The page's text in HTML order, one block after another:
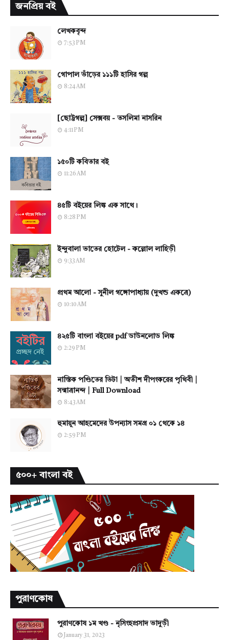
জনপ্রিয় বই
লেখকবৃন্দ
7:53 PM
গোপাল ভাঁড়ের ১১১টি হাসির গল্প
8:24 AM
[ছোট্টগল্প] সেক্সবয় - তসলিমা নাসরিন
4:11 PM
১৫০টি কবিতার বই
11:26 AM
৪৫টি বইয়ের লিঙ্ক এক সাথে।
8:28 PM
ইন্দুবালা ভাতের হোটেল - কল্লোল লাহিড়ী
9:33 AM
প্রথম আলো - সুনীল গঙ্গোপাধ্যায় (দুখন্ড একত্রে)
10:10 AM
৪২৫টি বাংলা বইয়ের pdf ডাউনলোড লিঙ্ক
2:29 PM
নাস্তিক পণ্ডিতের ভিটা | অতীশ দীপংকরের পৃথিবী |
সন্মাত্রানন্দ | Full Download
8:43 AM
হুমায়ূন আহমেদের উপন্যাস সমগ্র ০১ থেকে ১৪
2:59 PM
৫০০+ বাংলা বই
পুরাণকোষ
পুরাণকোষ ১ম খণ্ড - নৃসিংহপ্রসাদ ভাদুড়ী
January 31, 2023